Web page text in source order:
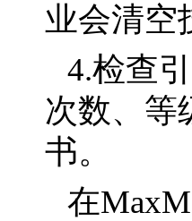
业会清空
4.检查
次数、等
书。
在